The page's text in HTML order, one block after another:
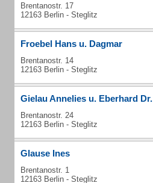
Brentanostr. 17
12163 Berlin - Steglitz
Froebel Hans u. Dagmar
Brentanostr. 14
12163 Berlin - Steglitz
Gielau Annelies u. Eberhard Dr.
Brentanostr. 24
12163 Berlin - Steglitz
Glause Ines
Brentanostr. 1
12163 Berlin - Steglitz